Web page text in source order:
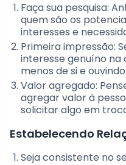
Faça sua pesquisa:
quem são os
interesses e
Primeira impressão:
interesse genuíno na
menos de si e
Valor agregado:
agregar valor à
solicitar algo em
Estabelecendo
Seja consistente no